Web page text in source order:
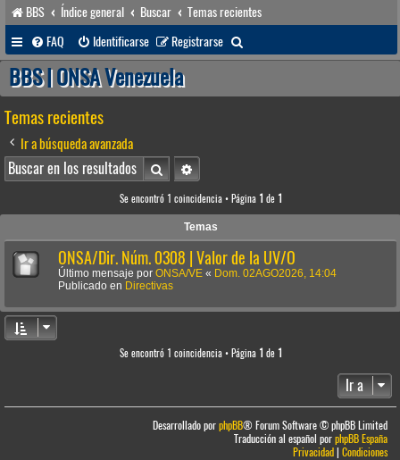
BBS Índice general Buscar
Temas recientes
FAQ
Identificarse Registrarse
u
BBS | ONSA Venezuela
Temas recientes
Ir a búsqueda avanzada
BuscarBúsqueda avanzada
Se encontró 1 coincidencia • Página 1 de 1
Temas
ONSA/Dir. Núm. 0308 | Valor de la UV/O
Último mensaje por ONSA/VE « Dom. 02AGO2026, 14:04
Publicado en Directivas
Se encontró 1 coincidencia • Página 1 de 1
Ir a
Desarrollado porphpBB® Forum Software © phpBB Limited
Traducción al español porphpBB España
Privacidad|Condiciones